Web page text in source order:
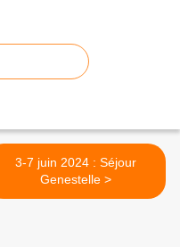
3-7 juin 2024 : Séjour
Genestelle >